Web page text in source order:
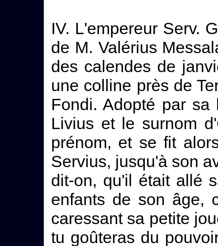
IV. L'empereur Serv.
de M. Valérius
des calendes de
une colline près de
Fondi. Adopté par
Livius et le surnom
prénom, et se fit
Servius, jusqu'à son
dit-on, qu'il était allé
enfants de son âge,
caressant sa petite
tu goûteras du